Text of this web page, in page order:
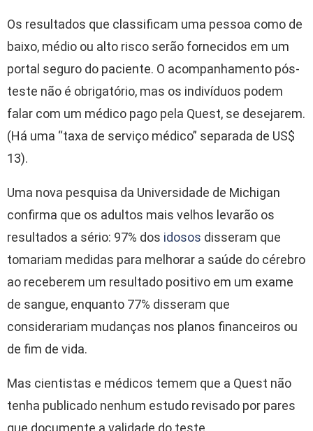
Os resultados que classificam uma pessoa como de
baixo, médio ou alto risco serão fornecidos em um
portal seguro do paciente. O acompanhamento pós-
teste não é obrigatório, mas os indivíduos podem
falar com um médico pago pela Quest, se desejarem.
(Há uma “taxa de serviço médico” separada de US$
13).
Uma nova pesquisa da Universidade de Michigan
confirma que os adultos mais velhos levarão os
resultados a sério: 97% dos idosos disseram que
tomariam medidas para melhorar a saúde do cérebro
ao receberem um resultado positivo em um exame
de sangue, enquanto 77% disseram que
considerariam mudanças nos planos financeiros ou
de fim de vida.
Mas cientistas e médicos temem que a Quest não
tenha publicado nenhum estudo revisado por pares
que documente a validade do teste.